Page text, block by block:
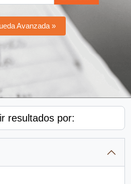
Avanzada »
resultados por: